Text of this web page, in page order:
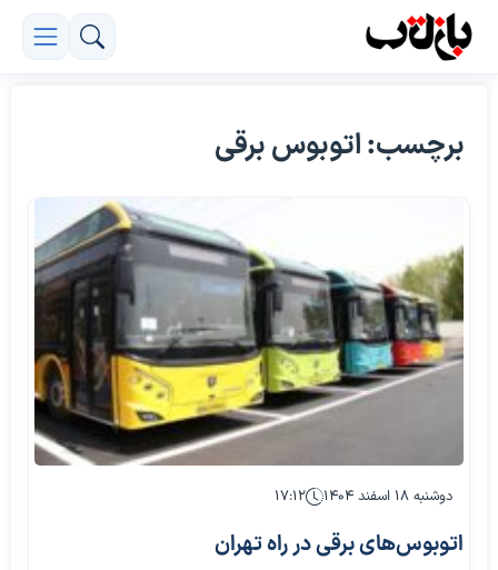
برچسب: اتوبوس برقی
دوشنبه ۱۸ اسفند ۱۴۰۴ ۱۷:۱۲
اتوبوس‌های برقی در راه تهران